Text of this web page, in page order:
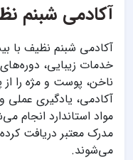
آکادمی شبنم
آکادمی شبنم نظیف با
خدمات زیبایی،
ناخن، پوست و مژه را از
آکادمی، یادگیری عملی و
مواد استاندارد انجام
مدرک معتبر دریافت کرده
می‌شوند.